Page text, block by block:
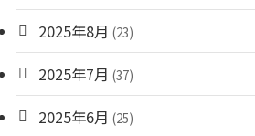
2025年8月 (23)
2025年7月 (37)
2025年6月 (25)